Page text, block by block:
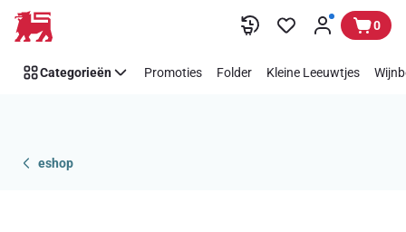
Overslaan 0
Categorieën Promoties Folder Kleine Leeuwtjes
eshop